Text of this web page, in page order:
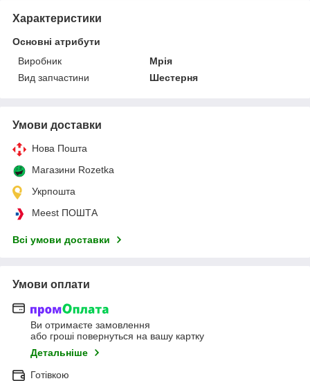
Характеристики
Основні атрибути
Виробник
Мрія
Вид запчастини
Шестерня
Умови доставки
Нова Пошта
Магазини Rozetka
Укрпошта
Meest ПОШТА
Всі умови доставки
Умови оплати
Ви отримаєте замовлення
або гроші повернуться на вашу картку
Детальніше
Готівкою